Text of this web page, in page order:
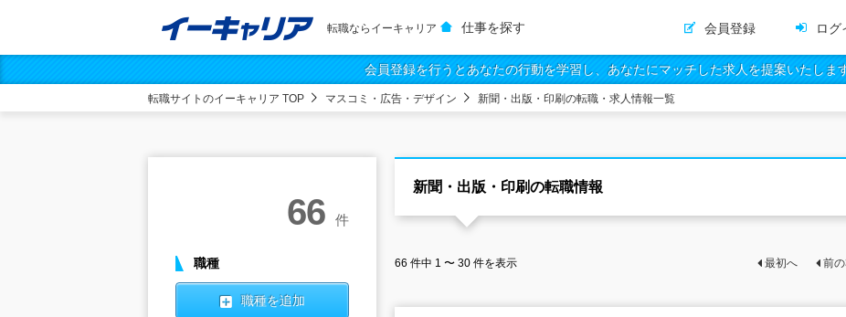
転職ならイーキャリア 仕事を探す 会員登録 ログ
会員登録を行うとあなたの行動を学習し、あなたにマッチした求人を提案いたします
転職サイトのイーキャリア TOP マスコミ・広告・デザイン 新聞・出版・印刷の転職・求人情報一覧
新聞・出版・印刷の転職情報
66 件中 1 〜 30 件を表示 最初へ 前の
66 件
職種
職種を追加